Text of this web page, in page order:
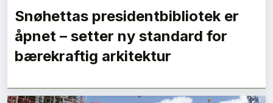
Snøhettas presidentbibliotek er
åpnet – setter ny standard for
bærekraftig arkitektur